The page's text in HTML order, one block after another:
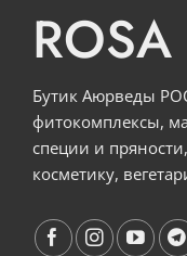
ROSA
Бутик Аюрведы
фитокомплексы,
специи и
косметику,